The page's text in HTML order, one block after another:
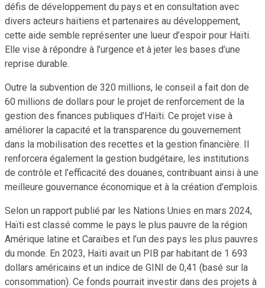
défis de développement du pays et en consultation avec
divers acteurs haïtiens et partenaires au développement,
cette aide semble représenter une lueur d’espoir pour Haïti.
Elle vise à répondre à l’urgence et à jeter les bases d’une
reprise durable.
Outre la subvention de 320 millions, le conseil a fait don de
60 millions de dollars pour le projet de renforcement de la
gestion des finances publiques d’Haïti. Ce projet vise à
améliorer la capacité et la transparence du gouvernement
dans la mobilisation des recettes et la gestion financière. Il
renforcera également la gestion budgétaire, les institutions
de contrôle et l’efficacité des douanes, contribuant ainsi à une
meilleure gouvernance économique et à la création d’emplois.
Selon un rapport publié par les Nations Unies en mars 2024,
Haïti est classé comme le pays le plus pauvre de la région
Amérique latine et Caraïbes et l’un des pays les plus pauvres
du monde. En 2023, Haïti avait un PIB par habitant de 1 693
dollars américains et un indice de GINI de 0,41 (basé sur la
consommation). Ce fonds pourrait investir dans des projets à